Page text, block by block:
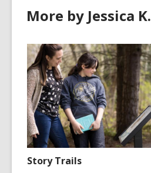
More by Jessica K.
Story Trails